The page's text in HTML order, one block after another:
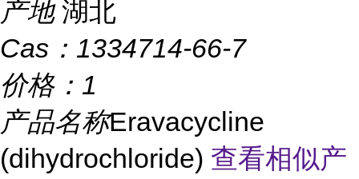
产地 湖北
Cas： 1334714-66-7
价格： 1
产品名称Eravacycline
(dihydrochloride) 查看相似产